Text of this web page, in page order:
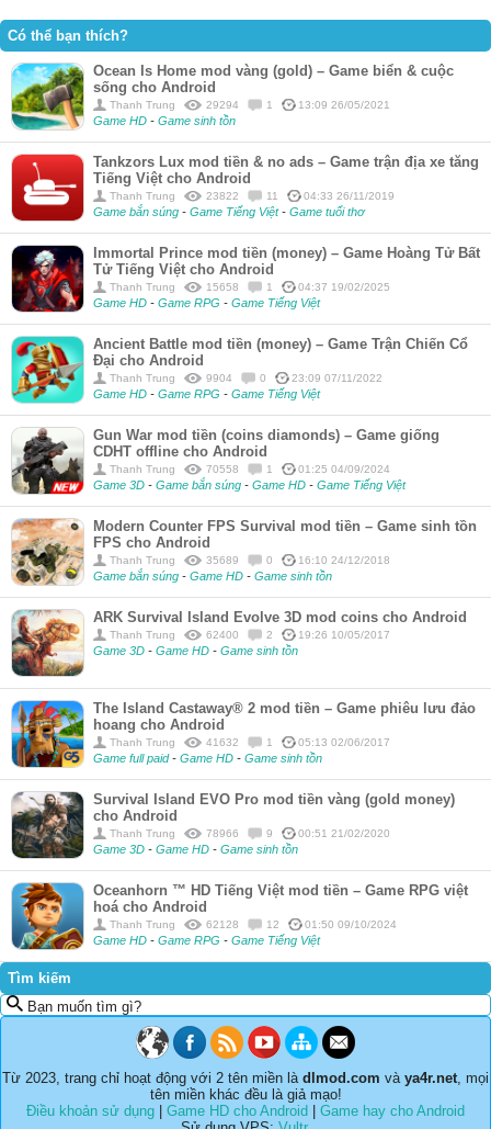
Có thể bạn thích?
Ocean Is Home mod vàng (gold) – Game biển & cuộc
sống cho Android
Thanh Trung 29294 1 13:09 26/05/2021
Game HD - Game sinh tồn
Tankzors Lux mod tiền & no ads – Game trận địa xe tăng
Tiếng Việt cho Android
Thanh Trung 23822 11 04:33 26/11/2019
Game bắn súng - Game Tiếng Việt- Game tuổi thơ
Immortal Prince mod tiền (money) – Game Hoàng Tử Bất
Tử Tiếng Việt cho Android
Thanh Trung 15658 1 04:37 19/02/2025
Game HD - Game RPG - Game Tiếng Việt
Ancient Battle mod tiền (money) – Game Trận Chiến Cổ
Đại cho Android
Thanh Trung 9904 0 23:09 07/11/2022
Game HD - Game RPG - Game Tiếng Việt
Gun War mod tiền (coins diamonds) – Game giống
CDHT offline cho Android
Thanh Trung 70558 1 01:25 04/09/2024
Game 3D - Game bắn súng - Game HD - Game Tiếng Việt
Modern Counter FPS Survival mod tiền – Game sinh tồn
FPS cho Android
Thanh Trung 35689 0 16:10 24/12/2018
Game bắn súng - Game HD - Game sinh tồn
ARK Survival Island Evolve 3D mod coins cho Android
Thanh Trung 62400 2 19:26 10/05/2017
Game 3D - Game HD - Game sinh tồn
The Island Castaway® 2 mod tiền – Game phiêu lưu đảo
hoang cho Android
Thanh Trung 41632 1 05:13 02/06/2017
Game full paid- Game HD - Game sinh tồn
Survival Island EVO Pro mod tiền vàng (gold money)
cho Android
Thanh Trung 78966 9 00:51 21/02/2020
Game 3D - Game HD - Game sinh tồn
Oceanhorn ™ HD Tiếng Việt mod tiền – Game RPG việt
hoá cho Android
Thanh Trung 62128 12 01:50 09/10/2024
Game HD - Game RPG - Game Tiếng Việt
Tìm kiếm
Bạn muốn tìm gì?
Từ 2023, trang chỉ hoạt động với 2 tên miền là dlmod.com và ya4r.net, mọi
tên miền khác đều là giả mạo!
Điều khoản sử dụng
Game HD cho Android
Game hay cho Android